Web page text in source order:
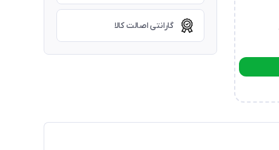
گارانتی اصالت کالا